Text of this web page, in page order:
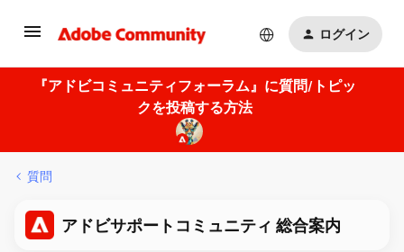
ログイン
『アドビコミュニティフォーラム』に質問/トピッ
クを投稿する方法
質問
アドビサポートコミュニティ 総合案内